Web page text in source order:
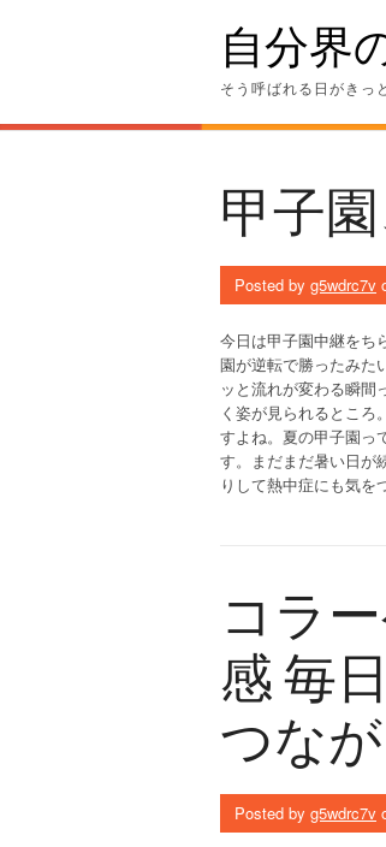
自分界
そう呼ばれる日がきっ
甲子
Posted by g5wdrc7v
今日は甲子園中継をち
園が逆転で勝ったみた
ッと流れが変わる瞬間
く姿が見られるところ
すよね。夏の甲子園っ
す。まだまだ暑い日が
りして熱中症にも気を
コラ
感 毎
つな
Posted by g5wdrc7v